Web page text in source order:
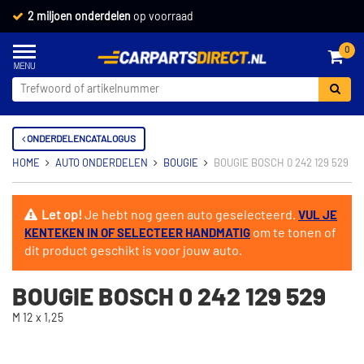
2 miljoen onderdelen op voorraad
0
ONDERDELENCATALOGUS
HOME AUTO ONDERDELEN BOUGIE BOUGIE BOSCH 0 242 129 529
Let op!Je hebt nog geen auto geselecteerd. VUL JE
KENTEKEN IN OF SELECTEER HANDMATIG om te tonen of
dit product geschikt is voor jouw auto.
BOUGIE BOSCH 0 242 129 529
M 12 x 1,25